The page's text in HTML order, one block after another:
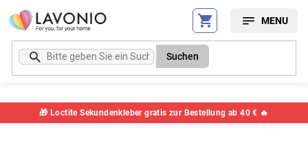
Zum
Inhalt
springen
🎁 Loctite Sekundenkleber gratis zur Bestellung ab 40 € 🔥
Suchen
Artikelnummer: